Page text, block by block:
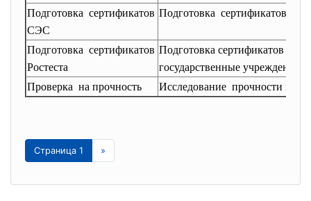
Подготовка сертификатов
СЭС
Подготовка сертификатов
Подготовка сертификатов
Ростеста
Подготовка сертификатов
государственные учреждения
Проверка на прочность
Исследование прочности
Страница 1 »